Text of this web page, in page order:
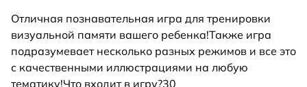
Отличная познавательная игра для тренировки
визуальной памяти вашего ребенка!Также игра
подразумевает несколько разных режимов и все это
с качественными иллюстрациями на любую
тематику!Что входит в игру?30